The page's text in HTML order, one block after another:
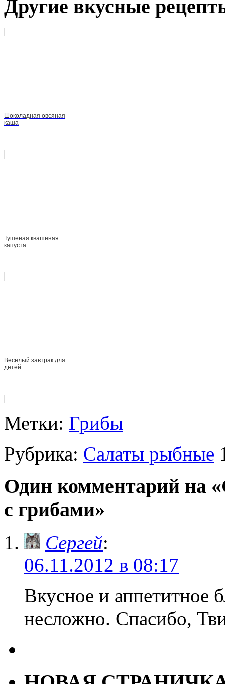
Другие вкусные
Шоколадная овсяная
каша
Тушеная квашеная
капуста
Веселый завтрак для
детей
Метки: Грибы
Рубрика: Салаты рыбные
Один комментарий на
с грибами»
Сергей:
06.11.2012 в 08:17
Вкусное и аппетитное
несложно. Спасибо,